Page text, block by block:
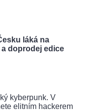
láká na
doprodej edice